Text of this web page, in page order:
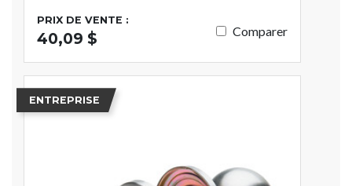
PRIX DE VENTE :
40,09 $ Comparer
ENTREPRISE